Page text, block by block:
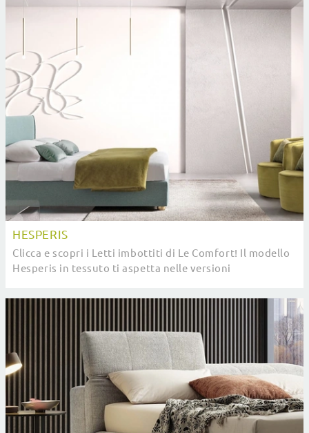
HESPERIS
Clicca e scopri i Letti imbottiti di Le Comfort! Il modello
Hesperis in tessuto ti aspetta nelle versioni